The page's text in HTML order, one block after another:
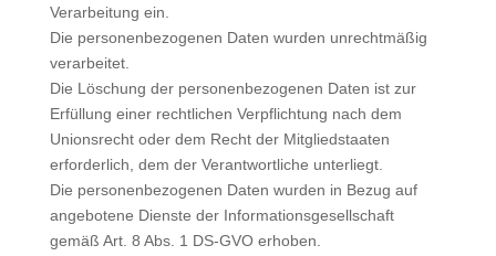
Verarbeitung ein.
Die personenbezogenen Daten wurden unrechtmäßig
verarbeitet.
Die Löschung der personenbezogenen Daten ist zur
Erfüllung einer rechtlichen Verpflichtung nach dem
Unionsrecht oder dem Recht der Mitgliedstaaten
erforderlich, dem der Verantwortliche unterliegt.
Die personenbezogenen Daten wurden in Bezug auf
angebotene Dienste der Informationsgesellschaft
gemäß Art. 8 Abs. 1 DS-GVO erhoben.